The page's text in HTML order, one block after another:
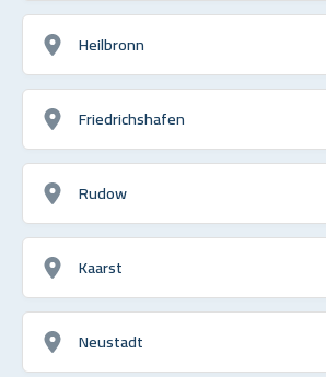
Heilbronn
Friedrichshafen
Rudow
Kaarst
Neustadt